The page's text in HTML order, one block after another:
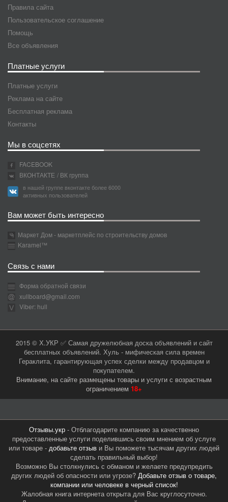
Правила сайта
Пользовательское соглашение
Помощь
Все объявления
Платные услуги
Платные услуги
Реклама на сайте
Бесплатная реклама
Контакты
Мы в соцсетях
FACEBOOK
ВКОНТАКТЕ / ВК группа
в нашей группе вконтакте более 6000
активных пользователей
Вам может быть интересно
Маркет Дом - маркетплейс по строительству домов
Karamel™
Связь с нами
Форма обратной связи
xullboard@gmail.com
Viber: hull
2015 © Х.УКР ✅ Самая дружелюбная доска объявлений и сайт
бесплатных объявлений. Хуль - мифическая сила времен
Гераклита, гарантирующая успех сделки между продавцом и
покупателем.
Внимание, на сайте размещены товары и услуги с возрастным
ограничением 18+
Отзывы.укр - Отблагодарите компанию за качественно
предоставленные услуги поделившись своим мнением об услуге
или товаре - добавьте отзыв и Вы поможете тысячам других людей
сделать правильный выбор!
Возможно Вы столкнулись с обманом и желаете предупредить
других людей об опасности или угрозе? Добавьте отзыв о товаре,
компании или человеке в черный список!
Жалобная книга интернета открыта для Вас круглосуточно.